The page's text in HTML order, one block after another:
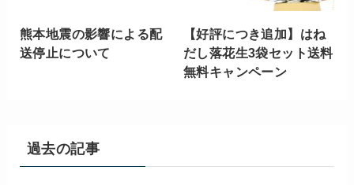
熊本地震の影響による配
送停止について
【好評につき追加】はね
だし落花生3袋セット送料
無料キャンペーン
過去の記事